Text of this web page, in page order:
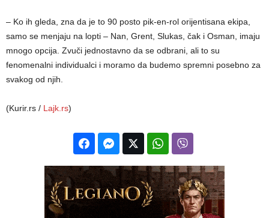
– Ko ih gleda, zna da je to 90 posto pik-en-rol orijentisana ekipa,
samo se menjaju na lopti – Nan, Grent, Slukas, čak i Osman, imaju
mnogo opcija. Zvuči jednostavno da se odbrani, ali to su
fenomenalni individualci i moramo da budemo spremni posebno za
svakog od njih.
(Kurir.rs / Lajk.rs)